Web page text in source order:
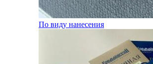
По виду нанесения